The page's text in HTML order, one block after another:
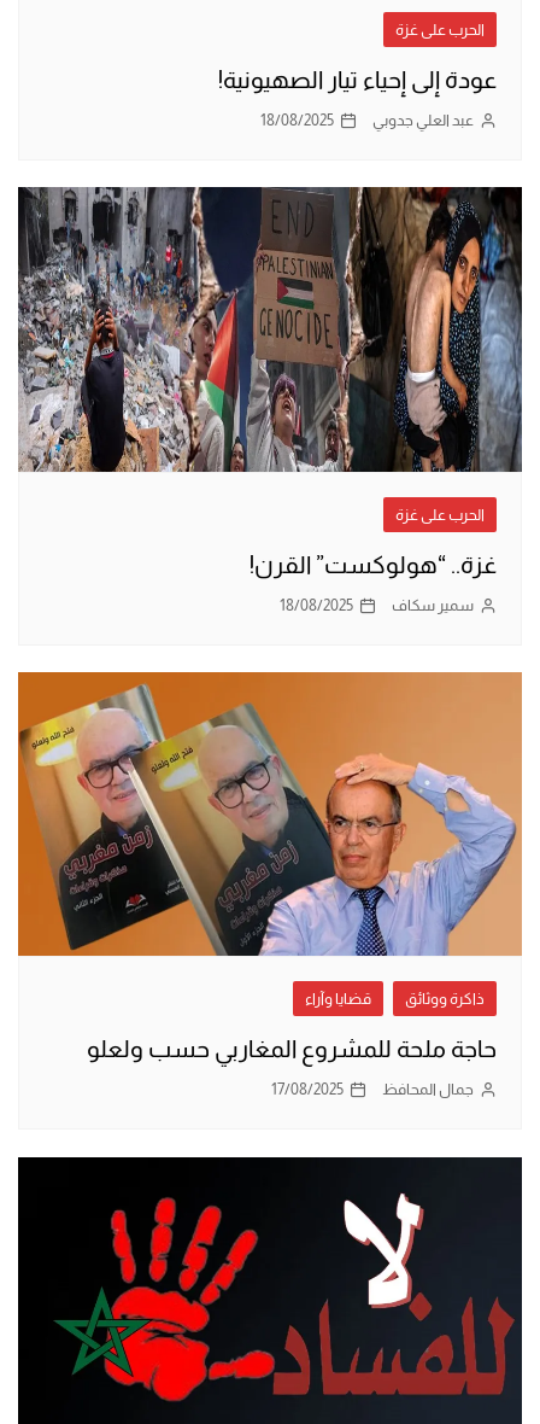
الحرب على غزة
عودة إلى إحياء تيار الصهيونية!
عبد العلي جدوبي 18/08/2025
الحرب على غزة
غزة.. “هولوكست” القرن!
سمير سكاف 18/08/2025
ذاكرة ووثائق قضايا وآراء
حاجة ملحة للمشروع المغاربي حسب ولعلو
جمال المحافظ 17/08/2025